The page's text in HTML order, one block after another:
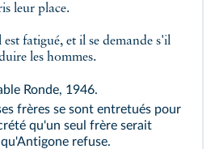
leur place.
fatigué, et il se demande s'il
les hommes.
Ronde, 1946.
frères se sont entretués pour
qu'un seul frère serait
refuse.